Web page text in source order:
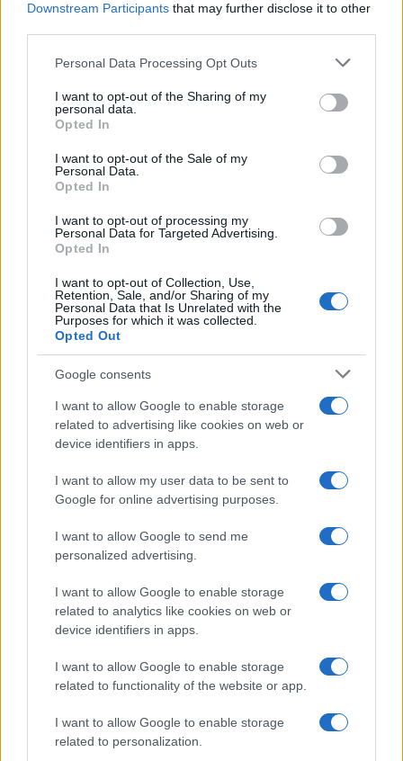
Downstream Participants that may further disclose it to other
Please note that this website/app uses one or more Google
not limited to your visit or usage behaviour. You may click to
grant or deny consent to Google and its third-party tags to
use your data for below specified purposes in below Google
consent section.
Personal Data Processing Opt Outs
I want to opt-out of the Sharing of my
personal data.
Opted In
I want to opt-out of the Sale of my
Personal Data.
Opted In
I want to opt-out of processing my
Personal Data for Targeted Advertising.
Opted In
I want to opt-out of Collection, Use,
Retention, Sale, and/or Sharing of my
Personal Data that Is Unrelated with the
Purposes for which it was collected.
Opted Out
Google consents
I want to allow Google to enable storage
related to advertising like cookies on web or
device identifiers in apps.
I want to allow my user data to be sent to
Google for online advertising purposes.
I want to allow Google to send me
personalized advertising.
I want to allow Google to enable storage
related to analytics like cookies on web or
device identifiers in apps.
I want to allow Google to enable storage
related to functionality of the website or app.
I want to allow Google to enable storage
related to personalization.
Kultúra
Országos hírek
felhasználta az emberiség a Föld egész
évre elegendő erőforrásait
HÍRLEVÉL
E-mail cím
Feliratkozom a hírlevélre és elfogadom az
adatvédelmi
szabályzatot!
Augusztus első hétvégéjén (augusztus 1-2.) a Pécsi-tó partja
megtelik élettel, sporttal és élményekkel!
Brandnyúl mini disco
Ilyen még nem volt: most a gyerkőcök bulizhatnak a Káptalan
Kertben!